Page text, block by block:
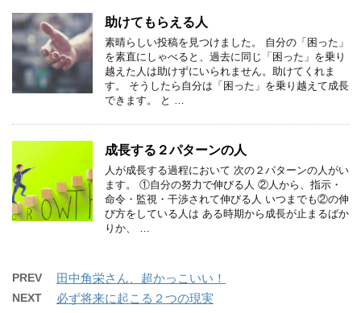
助けてもらえる人
素晴らしい投稿を見つけました。 自分の「困った」
を素直にしゃべると、過去に同じ「困った」を乗り
越えた人は助けずにいられません。助けてくれま
す。 そうしたら自分は「困った」を乗り越えて成長
できます。 と …
成長する２パターンの人
人が成長する過程において 次の２パターンの人がい
ます。 ①自分の努力で伸びる人 ②人から、指示・
命令・監視・干渉されて伸びる人 いつまでも②の伸
び方をしている人は ある時期から成長が止まるばか
りか、 …
PREV 田中角栄さん、超かっこいい！
NEXT 必ず将来に起こる２つの現実